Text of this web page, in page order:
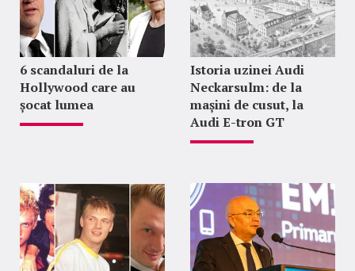
6 scandaluri de la
Hollywood care au
șocat lumea
Istoria uzinei Audi
Neckarsulm: de la
mașini de cusut, la
Audi E-tron GT